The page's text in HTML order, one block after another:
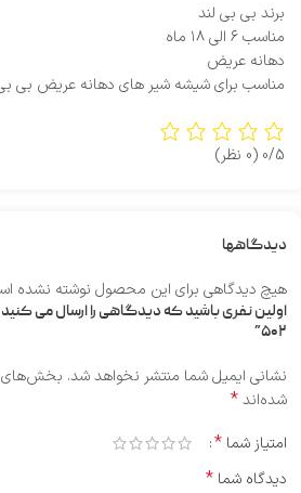
برند بی بی لند
مناسب ۶ الی ۱۸ ماه
دهانه عریض
مناسب برای شیشه شیر های دهانه عریض بی
0/5 (0 نظر)
دیدگاهها
هیچ دیدگاهی برای این محصول نوشته نشده
اولین نفری باشید که دیدگاهی را ارسال می
۵۰۲”
نشانی ایمیل شما منتشر نخواهد شد. بخش‌های
شده‌اند*
امتیاز شما *
دیدگاه شما *